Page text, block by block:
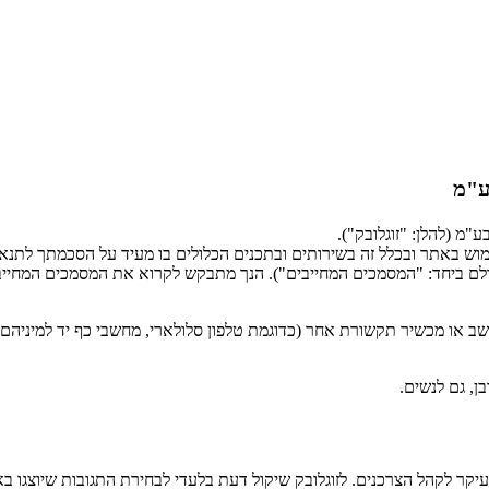
(להלן: "זוגלובק").
באתר ובכלל זה בשירותים ובתכנים הכלולים בו מעיד על הסכמתך
ביחד: "המסמכים המחייבים"). הנך מתבקש לקרוא את המסמכים
או מכשיר תקשורת אחר (כדוגמת טלפון סלולארי, מחשבי כף יד
גם לנשים.
לקהל הצרכנים. לזוגלובק שיקול דעת בלעדי לבחירת התגובות